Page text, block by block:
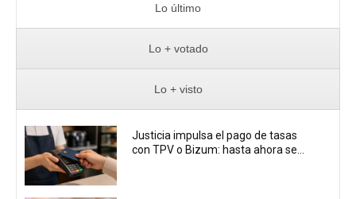
Lo último
Lo + votado
Lo + visto
Justicia impulsa el pago de tasas
con TPV o Bizum: hasta ahora se...